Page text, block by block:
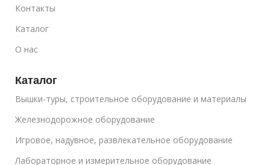
Контакты
Каталог
О нас
Каталог
Вышки-туры, строительное оборудование и материалы
Железнодорожное оборудование
Игровое, надувное, развлекательное оборудование
Лабораторное и измерительное оборудование